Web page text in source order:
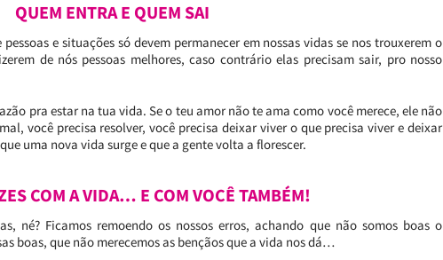
QUEM ENTRA E QUEM SAI
e situações só devem permanecer em nossas vidas se nos trouxerem o
de nós pessoas melhores, caso contrário elas precisam sair, pro nosso
pra estar na tua vida. Se o teu amor não te ama como você merece, ele não
você precisa resolver, você precisa deixar viver o que precisa viver e deixar
uma nova vida surge e que a gente volta a florescer.
COM A VIDA… E COM VOCÊ TAMBÉM!
né? Ficamos remoendo os nossos erros, achando que não somos boas o
boas, que não merecemos as bençãos que a vida nos dá…